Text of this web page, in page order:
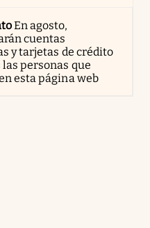
En agosto,
cuentas
y tarjetas de crédito
las personas que
esta página web